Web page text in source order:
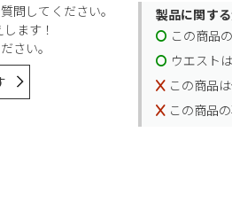
問してください。
ます！
さい。
製品に関す
この商品
ウエスト
この商品
この商品